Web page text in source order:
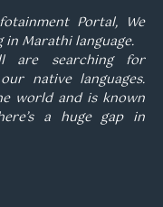
Portal, We
Marathi language.
are searching for
native languages.
world and is known
a huge gap in